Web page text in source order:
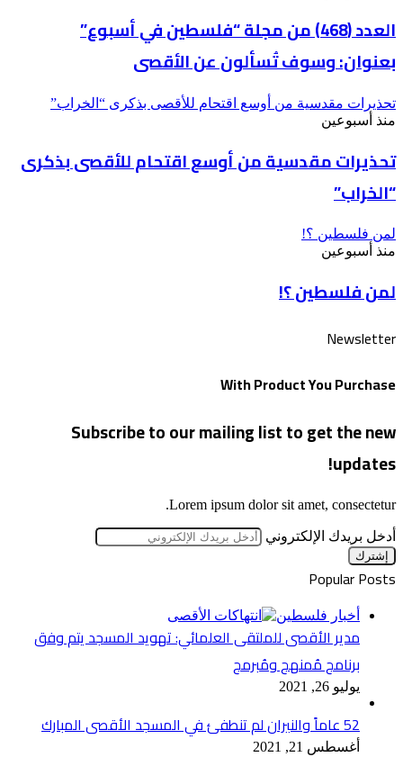
العدد (468) من مجلة “فلسطين في أسبوع”
بعنوان: وسوف تُسألون عن الأقصى
تحذيرات مقدسية من أوسع اقتحام للأقصى بذكرى “الخراب”
منذ أسبوعين
تحذيرات مقدسية من أوسع اقتحام للأقصى بذكرى
“الخراب”
لمن فلسطين ؟!
منذ أسبوعين
لمن فلسطين ؟!
Newsletter
With Product You Purchase
Subscribe to our mailing list to get the new
updates!
Lorem ipsum dolor sit amet, consectetur.
أدخل بريدك الإلكتروني
Popular Posts
أخبار فلسطين
مدير الأقصى للملتقى العلمائي: تهويد المسجد يتم وفق
برنامج مُمنهج ومُبرمج
يوليو 26, 2021
52 عاماً والنيران لم تنطفئ في المسجد الأقصى المبارك
أغسطس 21, 2021